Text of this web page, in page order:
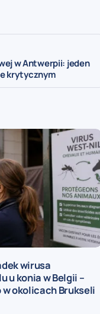
w Antwerpii: jeden
krytycznym
wirusa
u konia w Belgii –
okolicach Brukseli